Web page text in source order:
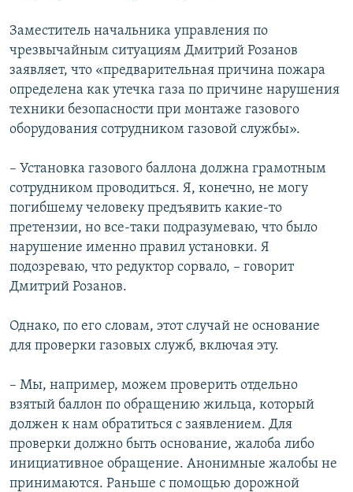
Заместитель начальника управления по
чрезвычайным ситуациям Дмитрий Розанов
заявляет, что «предварительная причина пожара
определена как утечка газа по причине нарушения
техники безопасности при монтаже газового
оборудования сотрудником газовой службы».
– Установка газового баллона должна грамотным
сотрудником проводиться. Я, конечно, не могу
погибшему человеку предъявить какие-то
претензии, но все-таки подразумеваю, что было
нарушение именно правил установки. Я
подозреваю, что редуктор сорвало, – говорит
Дмитрий Розанов.
Однако, по его словам, этот случай не основание
для проверки газовых служб, включая эту.
– Мы, например, можем проверить отдельно
взятый баллон по обращению жильца, который
должен к нам обратиться с заявлением. Для
проверки должно быть основание, жалоба либо
инициативное обращение. Анонимные жалобы не
принимаются. Раньше с помощью дорожной